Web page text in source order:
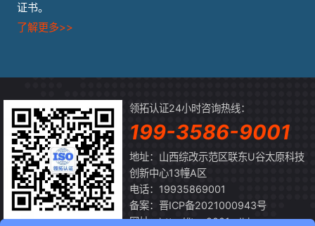
证书。
了解更多>>
领拓认证24小时咨询热线：
199-3586-9001
地址：山西综改示范区联东U谷太原科技
创新中心13幢A区
电话：19935869001
备案：晋ICP备2021000943号
网址：http://ltrz.9001sdkj.com